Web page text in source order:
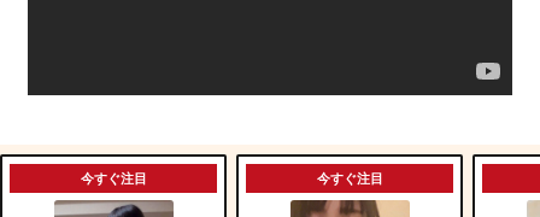
今すぐ注目 今すぐ注目